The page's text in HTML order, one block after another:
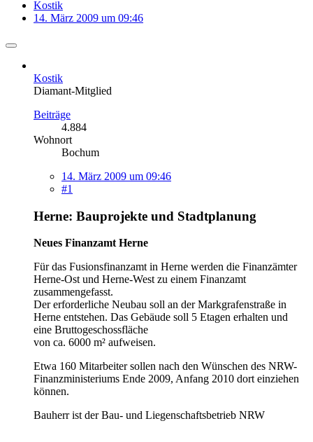
Kostik
14. März 2009 um 09:46
Kostik
Diamant-Mitglied
Beiträge
4.884
Wohnort
Bochum
14. März 2009 um 09:46
#1
Herne: Bauprojekte und Stadtplanung
Neues Finanzamt Herne
Für das Fusionsfinanzamt in Herne werden die Finanzämter
Herne-Ost und Herne-West zu einem Finanzamt
zusammengefasst.
Der erforderliche Neubau soll an der Markgrafenstraße in
Herne entstehen. Das Gebäude soll 5 Etagen erhalten und
eine Bruttogeschossfläche
von ca. 6000 m² aufweisen.
Etwa 160 Mitarbeiter sollen nach den Wünschen des NRW-
Finanzministeriums Ende 2009, Anfang 2010 dort einziehen
können.
Bauherr ist der Bau- und Liegenschaftsbetrieb NRW